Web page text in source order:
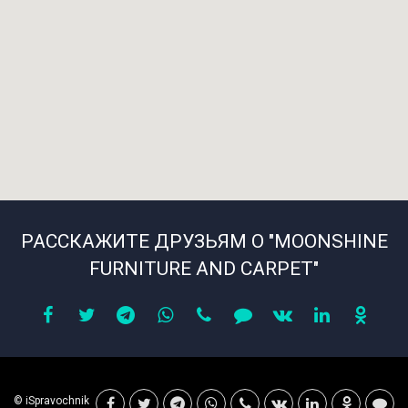
РАССКАЖИТЕ ДРУЗЬЯМ О "MOONSHINE
FURNITURE AND CARPET"
© iSpravochnik